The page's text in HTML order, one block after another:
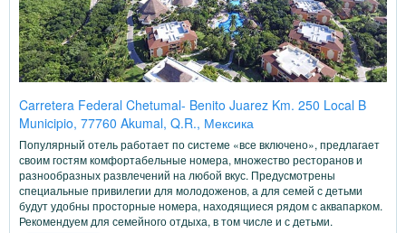
Carretera Federal Chetumal- Benito Juarez Km. 250 Local B
Municipio, 77760 Akumal, Q.R., Мексика
Популярный отель работает по системе «все включено», предлагает
своим гостям комфортабельные номера, множество ресторанов и
разнообразных развлечений на любой вкус. Предусмотрены
специальные привилегии для молодоженов, а для семей с детьми
будут удобны просторные номера, находящиеся рядом с аквапарком.
Рекомендуем для семейного отдыха, в том числе и с детьми.